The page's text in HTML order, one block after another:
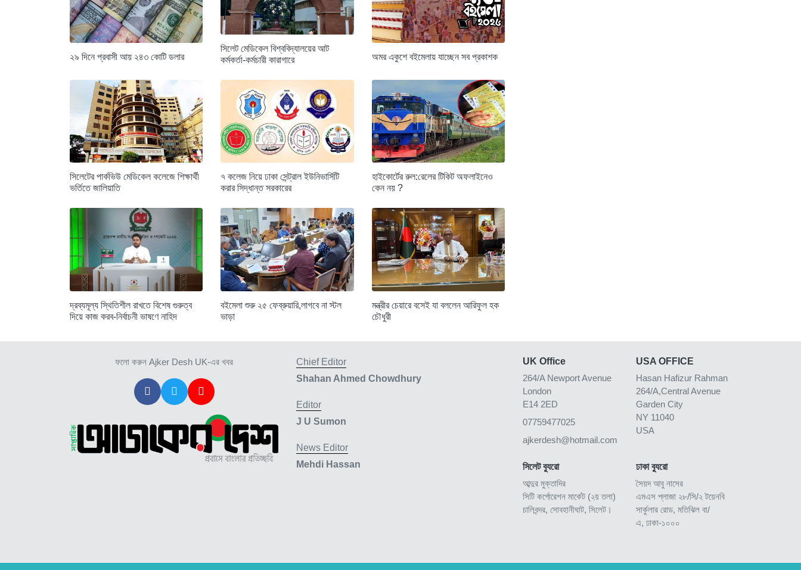
২৯ দিনে প্রবাসী আয় ২৪৩ কোটি ডলার
সিলেট মেডিকেল বিশ্ববিদ্যালয়ের আট
কর্মকর্তা-কর্মচারী কারাগারে
অমর একুশে বইমেলায় যাচ্ছেন সব প্রকাশক
সিলেটের পার্কভিউ মেডিকেল কলেজে শিক্ষার্থী
ভর্তিতে জালিয়াতি
৭ কলেজ নিয়ে ঢাকা সেন্ট্রাল ইউনিভার্সিটি
করার সিদ্ধান্ত সরকারের
হাইকোর্টের রুল:রেলের টিকিট অফলাইনেও
কেন নয় ?
দ্রব্যমূল্য স্থিতিশীল রাখতে বিশেষ গুরুত্ব
দিয়ে কাজ করব-নির্বাচনী ভাষণে নাহিদ
বইমেলা শুরু ২৫ ফেব্রুয়ারি,লাগবে না স্টল
ভাড়া
মন্ত্রীর চেয়ারে বসেই যা বললেন আরিফুল হক
চৌধুরী
ফলো করুন Ajker Desh UK-এর খবর
Chief Editor
Shahan Ahmed Chowdhury
Editor
J U Sumon
News Editor
Mehdi Hassan
UK Office
264/A Newport Avenue
London
E14 2ED
07759477025
ajkerdesh@hotmail.com
USA OFFICE
Hasan Hafizur Rahman
264/A,Central Avenue
Garden City
NY 11040
USA
সিলেট ব্যুরো
আব্দুর মুক্তাদির
সিটি কর্পোরেশন মার্কেট (২য় তলা)
চালিবন্দর, সোবহানীঘাট, সিলেট।
ঢাকা ব্যুরো
সৈয়দ আবু নাসের
এমএস প্লাজা ২৮/সি/২ টয়েনবি
সার্কুলার রোড, মতিঝিল বা/
এ, ঢাকা-১০০০